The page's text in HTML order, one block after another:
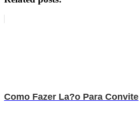
Como Fazer La?o Para Convite